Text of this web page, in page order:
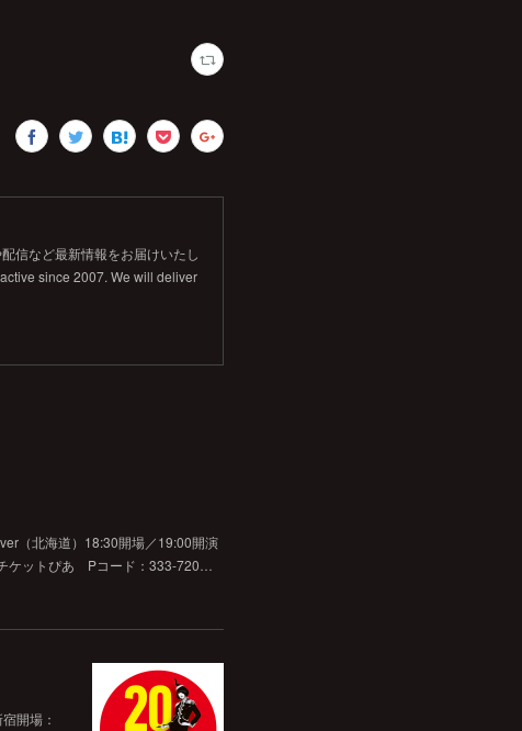
信など最新情報をお届けいたし
since 2007. We will deliver
（北海道）18:30開場／19:00開演
ケットぴあ Pコード：333-720…
開場：